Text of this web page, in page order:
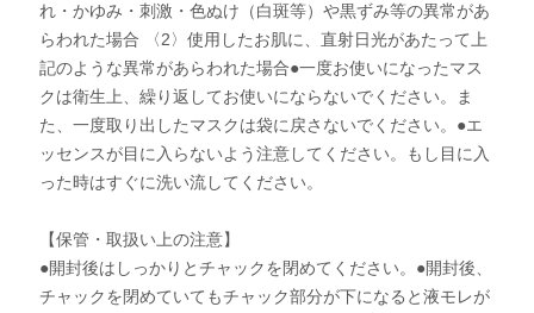
れ・かゆみ・刺激・色ぬけ（白斑等）や黒ずみ等の異常があ
らわれた場合 〈2〉使用したお肌に、直射日光があたって上
記のような異常があらわれた場合●一度お使いになったマス
クは衛生上、繰り返してお使いにならないでください。ま
た、一度取り出したマスクは袋に戻さないでください。●エ
ッセンスが目に入らないよう注意してください。もし目に入
った時はすぐに洗い流してください。
【保管・取扱い上の注意】
●開封後はしっかりとチャックを閉めてください。●開封後、
チャックを閉めていてもチャック部分が下になると液モレが